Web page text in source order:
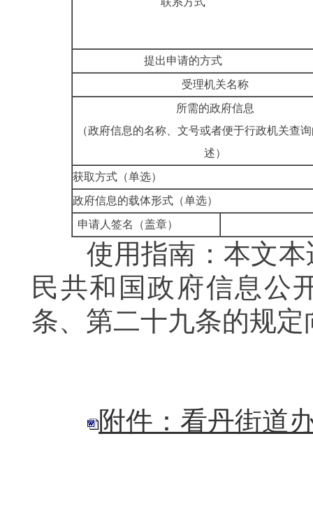
提出申请的方式
受理机关名称
所需的政府信息
（政府信息的名称、文号或者便于行政机关查
述）
获取方式（单选）
政府信息的载体形式（单选）
申请人签名（盖章）
使用指南：本文本
民共和国政府信息公
条、第二十九条的规
附件：看丹街道